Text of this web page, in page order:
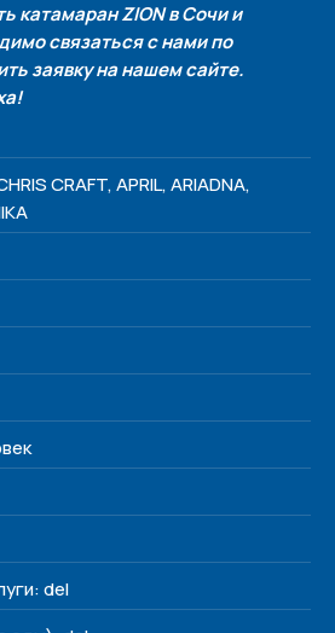
катамаран ZION в Сочи и
связаться с нами по
заявку на нашем сайте.
CRAFT, APRIL, ARIADNA,
del